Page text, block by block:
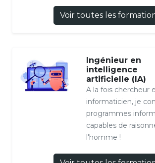
Voir toutes les
Ingénieur en
intelligence
artificielle (IA)
A la fois chercheur
informaticien, je
programmes
capables de
l'homme !